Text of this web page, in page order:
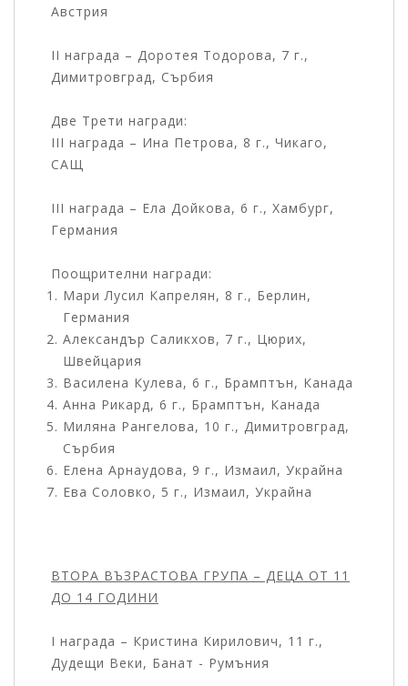
Австрия
II награда – Доротея Тодорова, 7 г.,
Димитровград, Сърбия
Две Трети награди:
III награда – Ина Петрова, 8 г., Чикаго,
САЩ
III награда – Ела Дойкова, 6 г., Хамбург,
Германия
Поощрителни награди:
Мари Лусил Капрелян, 8 г., Берлин,
Германия
Александър Саликхов, 7 г., Цюрих,
Швейцария
Василена Кулева, 6 г., Брамптън, Канада
Анна Рикард, 6 г., Брамптън, Канада
Миляна Рангелова, 10 г., Димитровград,
Сърбия
Елена Арнаудова, 9 г., Измаил, Украйна
Ева Соловко, 5 г., Измаил, Украйна
ВТОРА ВЪЗРАСТОВА ГРУПА – ДЕЦА ОТ 11
ДО 14 ГОДИНИ
I награда – Кристина Кирилович, 11 г.,
Дудещи Веки, Банат - Румъния